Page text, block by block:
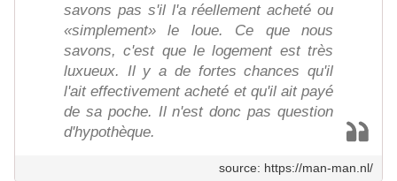
savons pas s'il l'a réellement acheté ou
«simplement» le loue. Ce que nous
savons, c'est que le logement est très
luxueux. Il y a de fortes chances qu'il
l'ait effectivement acheté et qu'il ait payé
de sa poche. Il n'est donc pas question
d'hypothèque.
source: https://man-man.nl/